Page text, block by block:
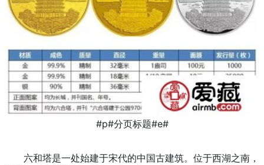
#p#分页标题#e#
六和塔是一处始建于宋代的中国古建筑。位于西湖之南，